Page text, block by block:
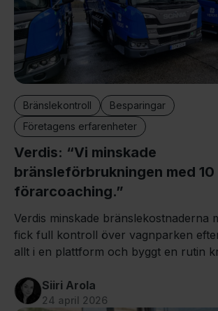
Bränslekontroll
Besparingar
Företagens erfarenheter
Verdis: “Vi minskade
bränsleförbrukningen med 10
förarcoaching.”
Verdis minskade bränslekostnaderna
fick full kontroll över vagnparken
allt i en plattform och byggt en rutin
Siiri Arola
24 april 2026